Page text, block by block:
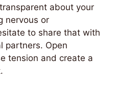
about your
nervous or
to share that with
partners. Open
tension and create a